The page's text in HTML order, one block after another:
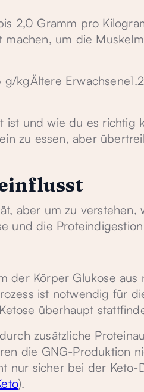
2,0 Gramm pro
um die
kgÄltere
ist und wie du es richtig
zu essen, aber
aber um zu verstehen,
und die
der Körper Glukose aus
ist notwendig für
überhaupt
zusätzliche
die GNG-Produktion
nur sicher bei der Keto-
).